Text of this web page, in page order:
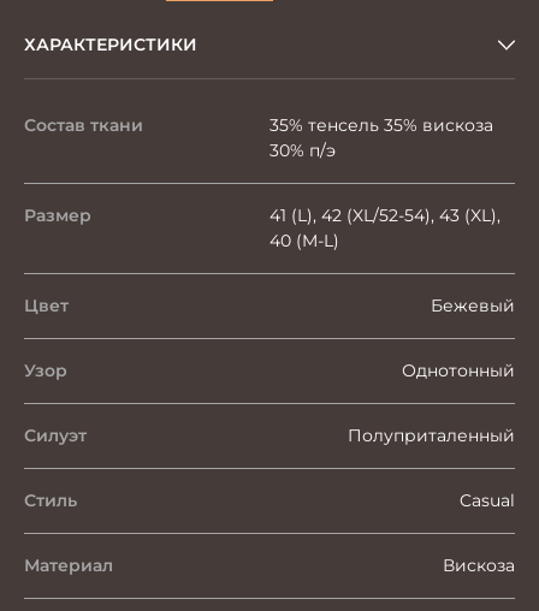
ХАРАКТЕРИСТИКИ
Состав ткани
35% тенсель 35% вискоза
30% п/э
Размер
41 (L), 42 (XL/52-54), 43 (XL),
40 (M-L)
Цвет Бежевый
Узор Однотонный
Силуэт Полуприталенный
Стиль Casual
Материал Вискоза